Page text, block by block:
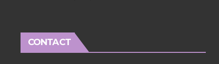
CONTACT